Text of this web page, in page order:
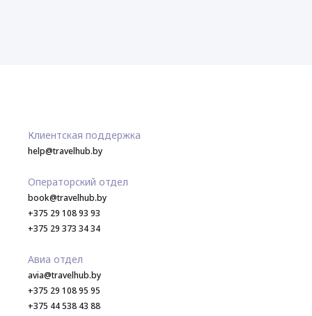
Клиентская поддержка
help@travelhub.by
Операторский отдел
book@travelhub.by
+375 29 108 93 93
+375 29 373 34 34
Авиа отдел
avia@travelhub.by
+375 29 108 95 95
+375 44 538 43 88